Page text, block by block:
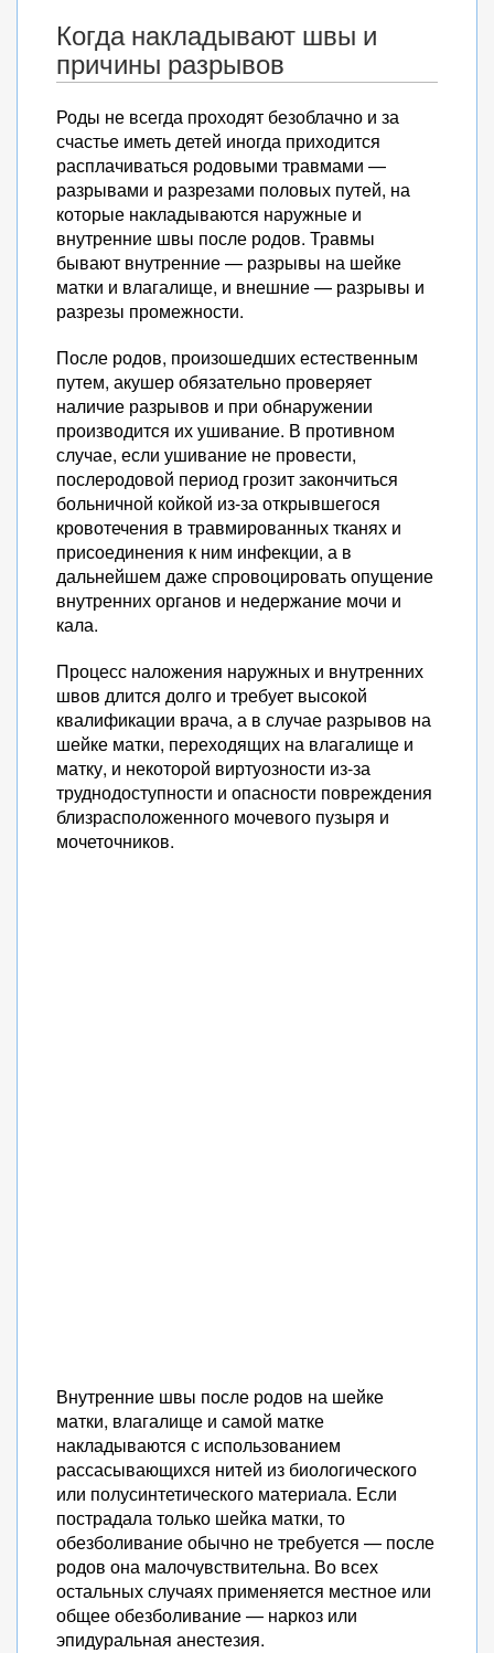
Когда накладывают швы и
причины разрывов
Роды не всегда проходят безоблачно и за
счастье иметь детей иногда приходится
расплачиваться родовыми травмами —
разрывами и разрезами половых путей, на
которые накладываются наружные и
внутренние швы после родов. Травмы
бывают внутренние — разрывы на шейке
матки и влагалище, и внешние — разрывы и
разрезы промежности.
После родов, произошедших естественным
путем, акушер обязательно проверяет
наличие разрывов и при обнаружении
производится их ушивание. В противном
случае, если ушивание не провести,
послеродовой период грозит закончиться
больничной койкой из-за открывшегося
кровотечения в травмированных тканях и
присоединения к ним инфекции, а в
дальнейшем даже спровоцировать опущение
внутренних органов и недержание мочи и
кала.
Процесс наложения наружных и внутренних
швов длится долго и требует высокой
квалификации врача, а в случае разрывов на
шейке матки, переходящих на влагалище и
матку, и некоторой виртуозности из-за
труднодоступности и опасности повреждения
близрасположенного мочевого пузыря и
мочеточников.
Внутренние швы после родов на шейке
матки, влагалище и самой матке
накладываются с использованием
рассасывающихся нитей из биологического
или полусинтетического материала. Если
пострадала только шейка матки, то
обезболивание обычно не требуется — после
родов она малочувствительна. Во всех
остальных случаях применяется местное или
общее обезболивание — наркоз или
эпидуральная анестезия.